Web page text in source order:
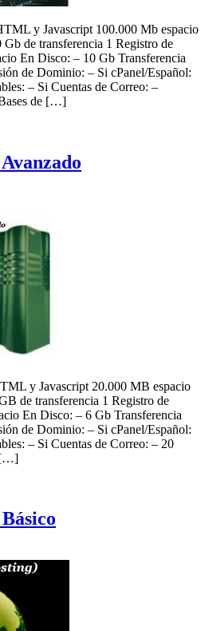
y Javascript 100.000 Mb espacio
de transferencia 1 Registro de
En Disco: – 10 Gb Transferencia
de Dominio: – Si cPanel/Español:
– Si Cuentas de Correo: –
de […]
y Javascript 20.000 MB espacio
de transferencia 1 Registro de
En Disco: – 6 Gb Transferencia
de Dominio: – Si cPanel/Español:
– Si Cuentas de Correo: – 20
[…]